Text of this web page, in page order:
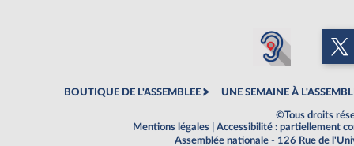
BOUTIQUE DE L'ASSEMBLEE UNE SEMAINE À
©Tous droits
Mentions légales
Accessibilité : partiellement
Assemblée nationale - 126 Rue de